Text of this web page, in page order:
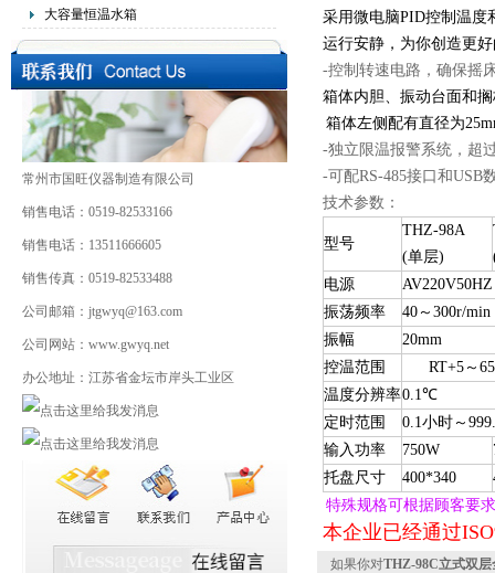
大容量恒温水箱
常州市国旺仪器制造有限公司
销售电话：0519-82533166
销售电话：13511666605
销售传真：0519-82533488
公司邮箱：jtgwyq@163.com
公司网站：www.gwyq.net
办公地址：江苏省金坛市岸头工业区
采用微电脑PID控制温度
运行安静，为你创造更
-控制转速电路，确保摇
箱体内胆、振动台面和
箱体左侧配有直径为
-独立限温报警系统，超
-可配RS-485接口和USB
技术参数：
型号
THZ-98A
(单层)
电源
AV220V50HZ
振荡频率
40 ～300r/min
振幅
20mm
控温范围
RT+5 ～
温度分辨率0.1℃
定时范围
0.1小时～
输入功率
750W
托盘尺寸
400*340
特殊规格可根据顾客要
本企业已经通过
如果你对THZ-98C立式双